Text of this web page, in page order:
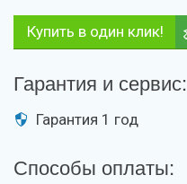
Купить в один клик!
Гарантия и сервис:
Гарантия 1 год
Способы оплаты: